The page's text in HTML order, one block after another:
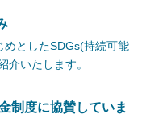
としたSDGs(持続可能
介いたします。
制度に協賛していま